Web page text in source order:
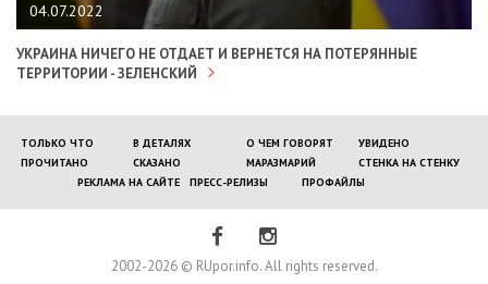
04.07.2022
УКРАИНА НИЧЕГО НЕ ОТДАЕТ И ВЕРНЕТСЯ НА ПОТЕРЯННЫЕ
ТЕРРИТОРИИ - ЗЕЛЕНСКИЙ
ТОЛЬКО ЧТО В ДЕТАЛЯХ О ЧЕМ ГОВОРЯТ
УВИДЕНО
ПРОЧИТАНО
СКАЗАНО МАРАЗМАРИЙ
СТЕНКА НА СТЕНКУ
РЕКЛАМА НА САЙТЕ
ПРЕСС-РЕЛИЗЫ ПРОФАЙЛЫ
2002-2026 © RUpor.info. All rights reserved.